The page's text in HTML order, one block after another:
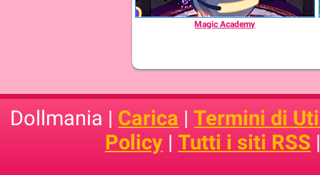
Magic Academy
Dollmania | Carica |Termini di
Policy | Tutti i siti RSS